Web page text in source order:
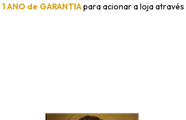
1 ANO de GARANTIApara acionar a loja através